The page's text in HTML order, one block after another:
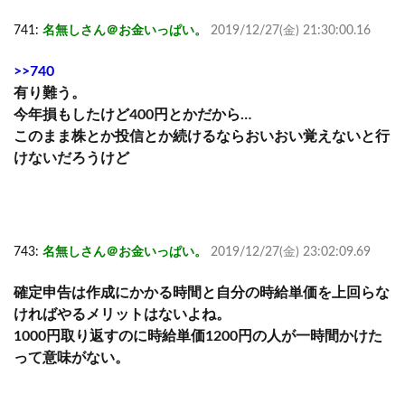
741: 名無しさん＠お金いっぱい。 2019/12/27(金) 21:30:00.16
>>740
有り難う。
今年損もしたけど400円とかだから…
このまま株とか投信とか続けるならおいおい覚えないと行
けないだろうけど
743: 名無しさん＠お金いっぱい。 2019/12/27(金) 23:02:09.69
確定申告は作成にかかる時間と自分の時給単価を上回らな
ければやるメリットはないよね。
1000円取り返すのに時給単価1200円の人が一時間かけた
って意味がない。